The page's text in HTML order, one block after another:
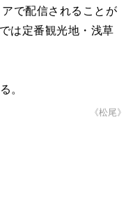
で配信されることが
は定番観光地・浅草
。
《松尾》